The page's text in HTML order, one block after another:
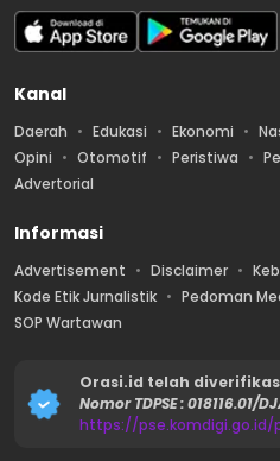
Kanal
Daerah Edukasi Ekonomi
Opini
Otomotif Peristiwa
Advertorial
Informasi
Advertisement Disclaimer
Kode Etik Jurnalistik
Pedoman
SOP Wartawan
Orasi.id telah
Nomor TDPSE : 018116.01/
https://pse.komdigi.go.id/